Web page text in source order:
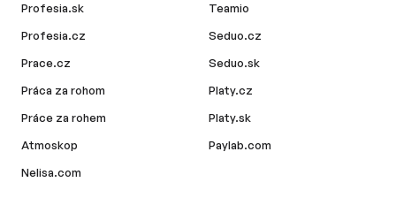
Profesia.sk
Profesia.cz
Prace.cz
Práca za rohom
Práce za rohem
Atmoskop
Nelisa.com
Teamio
Seduo.cz
Seduo.sk
Platy.cz
Platy.sk
Paylab.com